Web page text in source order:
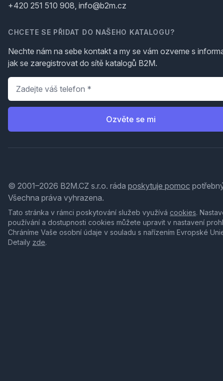
+420 251 510 908, info@b2m.cz
CHCETE SE PŘIDAT DO NAŠEHO KATALOGU?
Nechte nám na sebe kontakt a my se vám ozveme s
jak se zaregistrovat do sítě katalogů B2M.
Telefon
Ozvěte se mi
© 2001–2026 B2M.CZ s.r.o. ráda poskytuje pomoc
Všechna práva vyhrazena.
Tato stránka v rámci poskytování služeb využívá cookies.
používání a dostupnosti cookies můžete upravit v nastavení
Chráníme Vaše osobní údaje v souladu s nařízením Evropské
Detaily zde.